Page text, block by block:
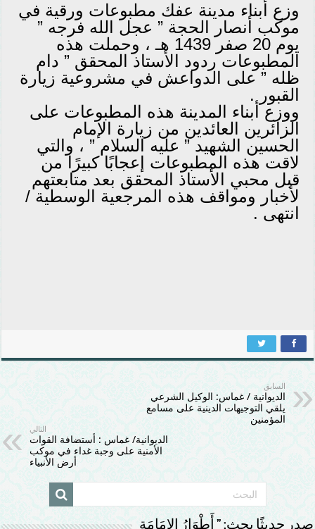
وزع أبناء مدينة عفك مطبوعات ورقية في
موكب أنصار الحجة ” عجل الله فرجه ”
يوم 20 صفر 1439 هـ ، وحملت هذه
المطبوعات ردود الأستاذ المحقق ” دام
ظله ” على الدواعش في مشروعية زيارة
القبور .
ووزع أبناء المدينة هذه المطبوعات على
الزائرين العائدين من زيارة الإمام
الحسين الشهيد ” عليه السلام ” ، والتي
لاقت هذه المطبوعات إعجابًا كبيرًا من
قبل محبي الأستاذ المحقق بعد متابعتهم
لأخبار ومواقف هذه المرجعية الوسطية /
انتهى .
السابق
الديوانية / غماس: الوكيل الشرعي
يلقي التوجيهات الدينية على مسامع
المؤمنين
التالي
الديوانية/ غماس : أستضافة القوات
الأمنية على وجبة غداء في موكب
أرض الأنبياء
صدر حديثًا بحث: ” أَطْوَارُ الإمَامَة